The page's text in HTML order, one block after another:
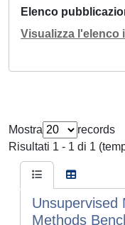
Elenco
Visualizza l'elenco
Mostra
records
Risultati 1 - 1 di 1
Unsupervised
Methods